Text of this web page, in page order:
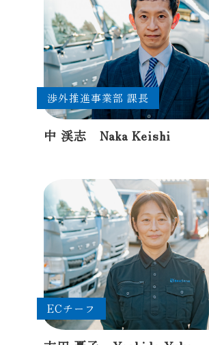
渉外推進事業部 課長
中 渓志 Naka Keishi
ECチーフ